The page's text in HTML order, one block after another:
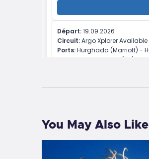
You May Also Like